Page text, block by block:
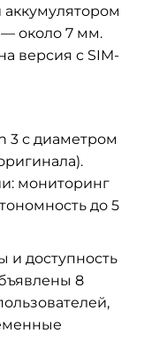
аккумулятором
— около 7 мм.
версия с SIM-
3 с диаметром
мониторинг
до 5
и доступность
8